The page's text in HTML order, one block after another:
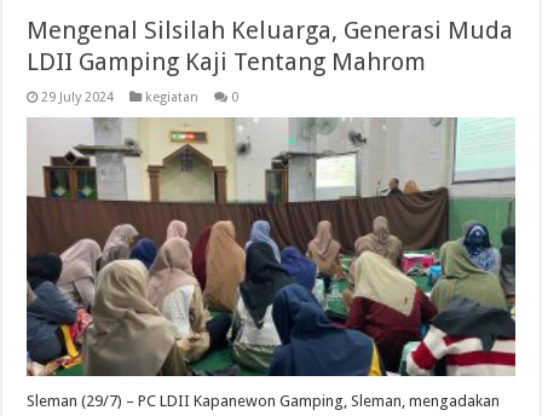
Mengenal Silsilah Keluarga, Generasi Muda
LDII Gamping Kaji Tentang Mahrom
29 July 2024 kegiatan 0
Sleman (29/7) – PC LDII Kapanewon Gamping, Sleman, mengadakan